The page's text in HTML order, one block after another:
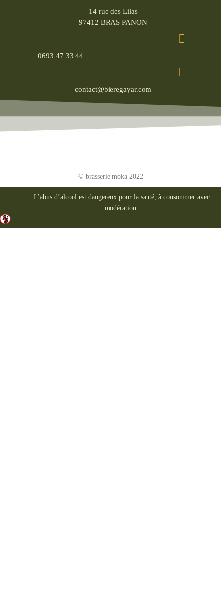
14 rue des Lilas
97412 BRAS PANON
0693 47 33 44
contact@bieregayar.com
© brasserie moka 2022
L’abus d’alcool est dangereux pour la santé, à consommer avec
modération